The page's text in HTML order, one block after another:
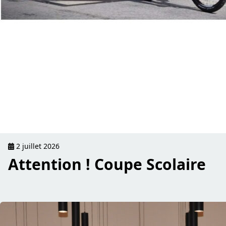
2 juillet 2026
Attention ! Coupe Scolaire
read Fotoréckbleck Welcome Apéro 2026